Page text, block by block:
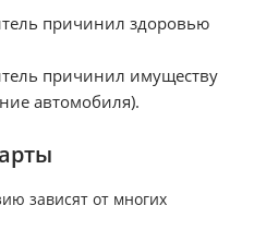
причинил здоровью
причинил имуществу
автомобиля).
зависят от многих